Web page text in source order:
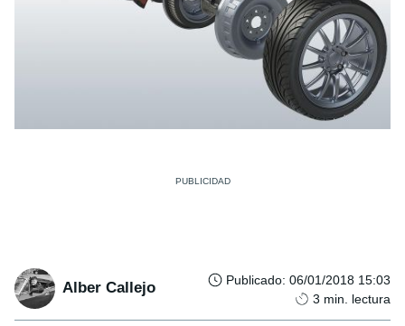
Alber Callejo Publicado: 06/01/2018 15:03
3 min. lectura